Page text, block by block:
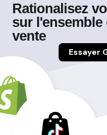
Rationalisez
sur l'ensemble
vente
Essayer